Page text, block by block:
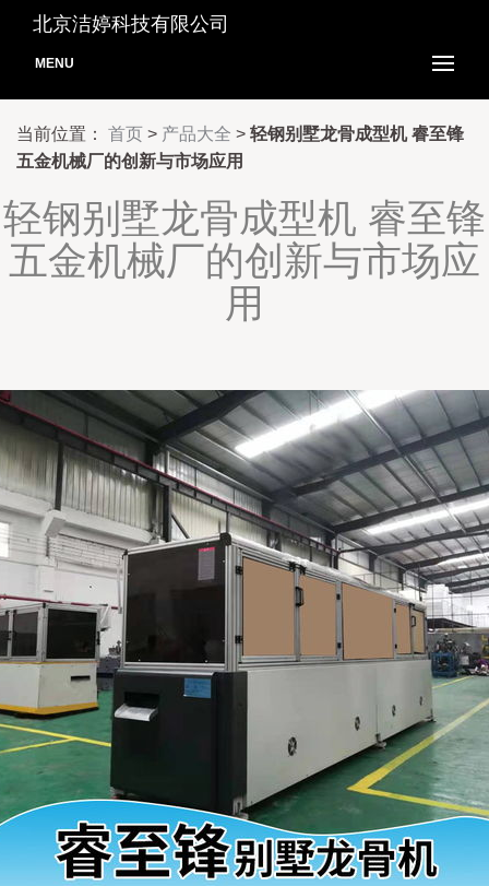
北京洁婷科技有限公司
MENU
当前位置： 首页 > 产品大全 > 轻钢别墅龙骨成型机 睿至锋
五金机械厂的创新与市场应用
轻钢别墅龙骨成型机 睿至锋
五金机械厂的创新与市场应
用